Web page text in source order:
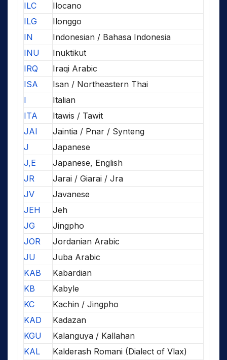
ILC
Ilocano
ILG
Ilonggo
IN
Indonesian / Bahasa Indonesia
INU
Inuktikut
IRQ
Iraqi Arabic
ISA
Isan / Northeastern Thai
I
Italian
ITA
Itawis / Tawit
JAI
Jaintia / Pnar / Synteng
J
Japanese
J,E
Japanese, English
JR
Jarai / Giarai / Jra
JV
Javanese
JEH
Jeh
JG
Jingpho
JOR
Jordanian Arabic
JU
Juba Arabic
KAB
Kabardian
KB
Kabyle
KC
Kachin / Jingpho
KAD
Kadazan
KGU
Kalanguya / Kallahan
KAL
Kalderash Romani (Dialect of Vlax)